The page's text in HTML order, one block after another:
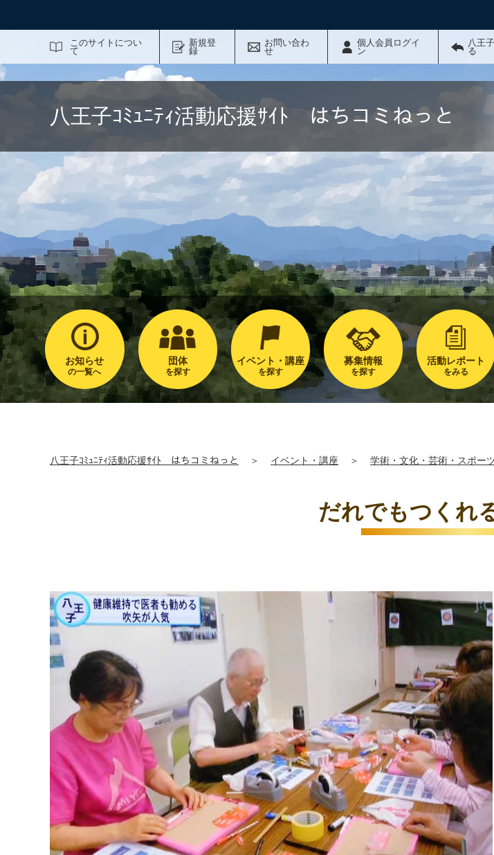
このサイトについ
て
新規登
録
お問い合わ
せ
個人会員ログイ
ン
八王
る
八王子ｺﾐｭﾆﾃｨ活動応援ｻｲﾄ はちコミねっと
お知らせ
の一覧へ
団体
を探す
イベント・講座
を探す
募集情報
を探す
活動レポート
をみる
八王子ｺﾐｭﾆﾃｨ活動応援ｻｲﾄ はちコミねっと ＞ イベント・講座 ＞ 学術・文化・芸術・スポー
だれでもつくれ